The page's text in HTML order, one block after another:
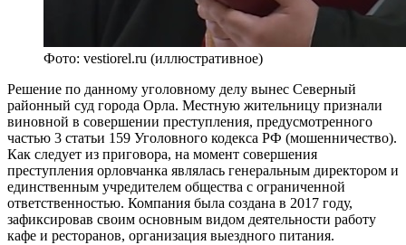
Фото: vestiorel.ru (иллюстративное)
Решение по данному уголовному делу вынес Северный
районный суд города Орла. Местную жительницу признали
виновной в совершении преступления, предусмотренного
частью 3 статьи 159 Уголовного кодекса РФ (мошенничество).
Как следует из приговора, на момент совершения
преступления орловчанка являлась генеральным директором и
единственным учредителем общества с ограниченной
ответственностью. Компания была создана в 2017 году,
зафиксировав своим основным видом деятельности работу
кафе и ресторанов, организация выездного питания.